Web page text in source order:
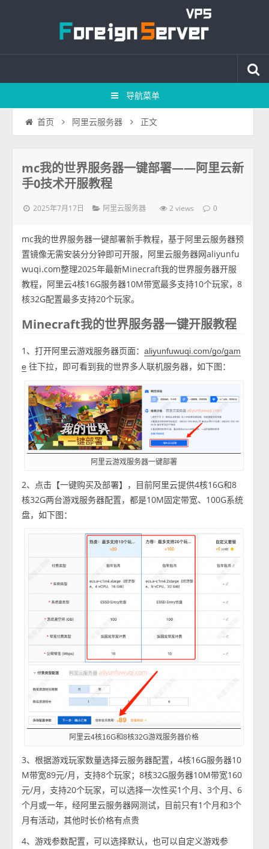
导航菜单
首页 阿里云服务器 正文
mc我的世界服务器一键部署——阿里云新
手0技术开服教程
2025年7月17日 阿里云服务器 2 views 0
mc我的世界服务器一键部署新手教程，基于阿里云服务器预
置镜像无需安装分分钟即可开服，阿里云服务器网aliyunfu
wuqi.com整理2025年最新Minecraft我的世界服务器开服
教程，阿里云4核16G服务器10M带宽最多支持10个玩家，8
核32G配置最多支持20个玩家。
Minecraft我的世界服务器一键开服教程
1、打开阿里云游戏服务器页面：aliyunfuwuqi.com/go/gam
e 往下拉，即可看到我的世界多人联机服务器，如下图：
阿里云游戏服务器一键部署
2、点击【一键购买及部署】，目前阿里云提供4核16G和8
核32G两台游戏服务器配置，都是10M固定带宽、100G系统
盘，如下图：
阿里云4核16G和8核32G游戏服务器价格
3、根据游戏玩家数量选择云服务器配置，4核16G服务器10
M带宽89元/月，支持8个玩家；8核32G服务器10M带宽160
元/月，支持20个玩家，可以选择一次性买1个月、3个月、6
个月或一年，经阿里云服务器网测试，目前只有1个月和3个
月有活动，其他时长价格有点贵
4、游戏参数配置，可以选择默认，也可以自定义游戏参